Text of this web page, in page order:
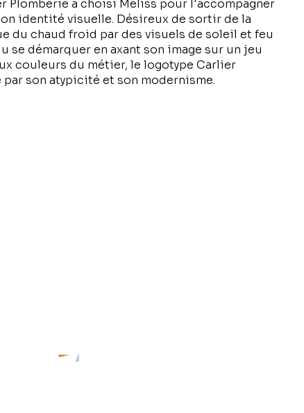
Plomberie a choisi Méliss pour l'accompagner
identité visuelle. Désireux de sortir de la
du chaud froid par des visuels de soleil et feu
se démarquer en axant son image sur un jeu
couleurs du métier, le logotype Carlier
son atypicité et son modernisme.